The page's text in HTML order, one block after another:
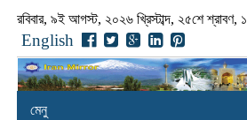
রবিবার, ৯ই আগস্ট, ২০২৬ খ্রিস্টাব্দ, ২৫শে শ্রাবণ,
English
মেনু